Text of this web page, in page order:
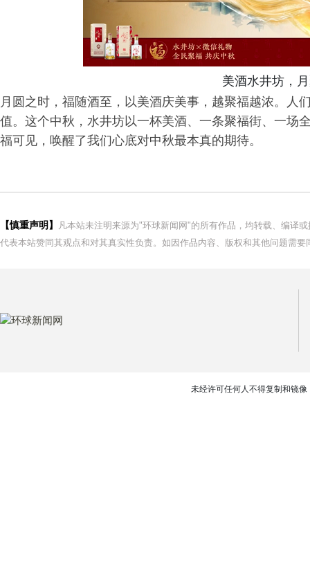
美酒水井坊，
月圆之时，福随酒至，以美酒庆美事，越聚福越浓。人
值。这个中秋，水井坊以一杯美酒、一条聚福街、一场
福可见，唤醒了我们心底对中秋最本真的期待。
【慎重声明】
凡本站未注明来源为"环球新闻网"的所有作品，均转载、编译
代表本站赞同其观点和对其真实性负责。如因作品内容、版权和其他问题需
未经许可任何人不得复制和镜